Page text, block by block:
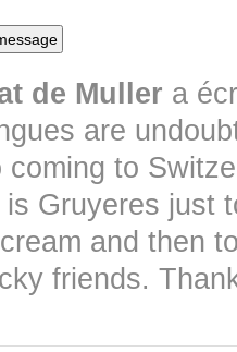
de Muller a
are
coming to
Gruyeres just
and then
friends.